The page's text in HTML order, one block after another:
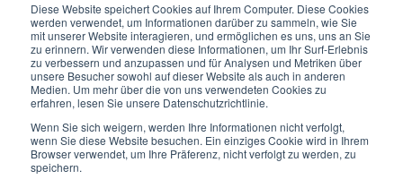
Diese Website speichert Cookies auf Ihrem Computer. Diese Cookies
werden verwendet, um Informationen darüber zu sammeln, wie Sie
mit unserer Website interagieren, und ermöglichen es uns, uns an Sie
zu erinnern. Wir verwenden diese Informationen, um Ihr Surf-Erlebnis
zu verbessern und anzupassen und für Analysen und Metriken über
unsere Besucher sowohl auf dieser Website als auch in anderen
Medien. Um mehr über die von uns verwendeten Cookies zu
erfahren, lesen Sie unsere Datenschutzrichtlinie.
Wenn Sie sich weigern, werden Ihre Informationen nicht verfolgt,
wenn Sie diese Website besuchen. Ein einziges Cookie wird in Ihrem
Browser verwendet, um Ihre Präferenz, nicht verfolgt zu werden, zu
speichern.